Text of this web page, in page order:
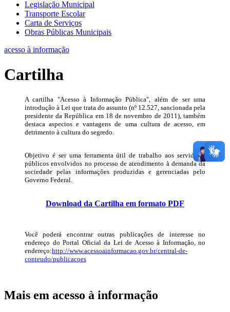
Legislação Municipal
Transporte Escolar
Carta de Serviços
Obras Públicas Municipais
acesso à informação
Cartilha
A cartilha "Acesso à Informação Pública", além de ser uma
introdução à Lei que trata do assunto (nº 12.527, sancionada pela
presidente da República em 18 de novembro de 2011), também
destaca aspectos e vantagens de uma cultura de acesso, em
detrimento à cultura do segredo.
Objetivo é ser uma ferramenta útil de trabalho aos servidores
públicos envolvidos no processo de atendimento à demanda da
sociedade pelas informações produzidas e gerenciadas pelo
Governo Federal.
Download da Cartilha em formato PDF
Você poderá encontrar outras publicações de interesse no
endereço do Portal Oficial da Lei de Acesso à Informação, no
endereço:http://www.acessoainformacao.gov.br/central-de-
conteudo/publicacoes
Mais em acesso à informação